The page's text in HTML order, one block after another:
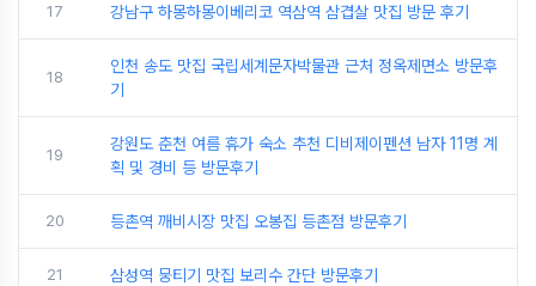
17 강남구 하몽하몽이베리코 역삼역 삼겹살 맛집 방문 후기
18
인천 송도 맛집 국립세계문자박물관 근처 정옥제면소 방문후
기
19
강원도 춘천 여름 휴가 숙소 추천 디비제이펜션 남자 11명 계
획 및 경비 등 방문후기
20 등촌역 깨비시장 맛집 오봉집 등촌점 방문후기
21 삼성역 뭉티기 맛집 보리수 간단 방문후기